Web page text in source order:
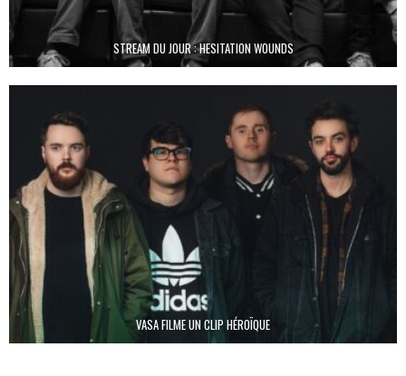
STREAM DU JOUR : HESITATION WOUNDS
VASA FILME UN CLIP HÉROÏQUE